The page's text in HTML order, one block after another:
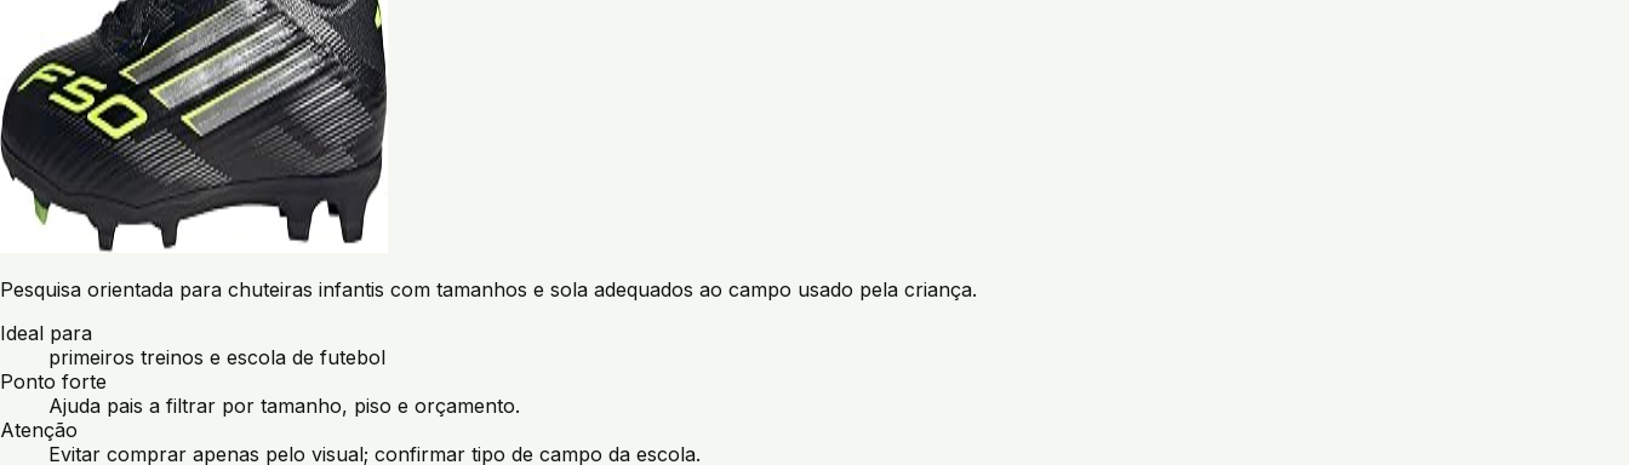
Pesquisa orientada para chuteiras infantis com tamanhos e sola adequados ao campo usado pela criança.
Ideal para
primeiros treinos e escola de futebol
Ponto forte
Ajuda pais a filtrar por tamanho, piso e orçamento.
Atenção
Evitar comprar apenas pelo visual; confirmar tipo de campo da escola.